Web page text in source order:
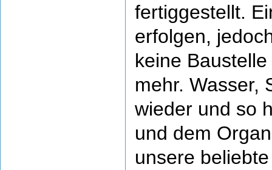
fertiggestellt.
erfolgen,
keine
mehr. Wasser,
wieder und so
und dem
unsere